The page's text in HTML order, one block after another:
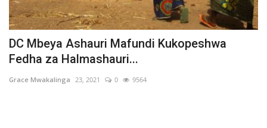
DC Mbeya Ashauri Mafundi Kukopeshwa
Fedha za Halmashauri...
Grace Mwakalinga 23, 2021 0 9564